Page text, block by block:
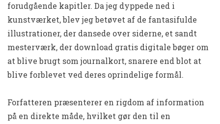
forudgående kapitler. Da jeg dyppede ned i
kunstværket, blev jeg betøvet af de fantasifulde
illustrationer, der dansede over siderne, et sandt
mesterværk, der download gratis digitale bøger om
at blive brugt som journalkort, snarere end blot at
blive forblevet ved deres oprindelige formål.
Forfatteren præsenterer en rigdom af information
på en direkte måde, hvilket gør den til en